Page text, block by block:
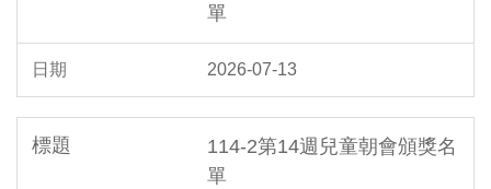
單
2026-07-13
114-2第14週兒童朝會頒獎名
單